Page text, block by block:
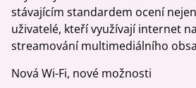
stávajícím standardem ocení
uživatelé, kteří využívají internet
streamování multimediálního
Nová Wi-Fi, nové možnosti